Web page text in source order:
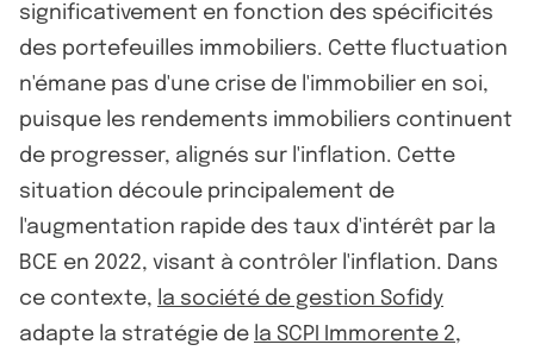
significativement en fonction des spécificités
des portefeuilles immobiliers. Cette fluctuation
n'émane pas d'une crise de l'immobilier en soi,
puisque les rendements immobiliers continuent
de progresser, alignés sur l'inflation. Cette
situation découle principalement de
l'augmentation rapide des taux d'intérêt par la
BCE en 2022, visant à contrôler l'inflation. Dans
ce contexte, la société de gestion Sofidy
adapte la stratégie de la SCPI Immorente 2,